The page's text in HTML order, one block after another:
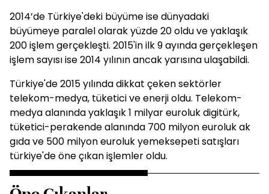
2014’de Türkiye'deki büyüme ise dünyadaki
büyümeye paralel olarak yüzde 20 oldu ve yaklaşık
200 işlem gerçekleşti. 2015'in ilk 9 ayında gerçekleşen
işlem sayısı ise 2014 yılının ancak yarısına ulaşabildi.
Türkiye'de 2015 yılında dikkat çeken sektörler
telekom-medya, tüketici ve enerji oldu. Telekom-
medya alanında yaklaşık 1 milyar euroluk digitürk,
tüketici-perakende alanında 700 milyon euroluk ak
gıda ve 500 milyon euroluk yemeksepeti satışları
türkiye'de öne çıkan işlemler oldu.